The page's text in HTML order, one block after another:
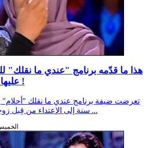
هذا ما قدّمه برنامج "عندي ما نقلك"
عليها زوجها بعد الحصة !
سنة إلى الإعتداء من قِبل زوجها، حيث قام بضربها ...
الخميس، 9 أفريل،